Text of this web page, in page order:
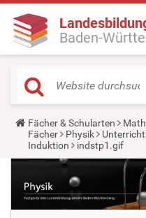
Baden-
Y
o
u
a
h
e
r
Fächer & Schularten
Fächer
Physik
Induktion
indstp1.gif